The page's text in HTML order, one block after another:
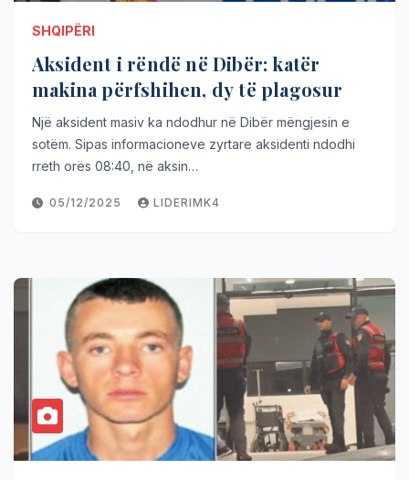
SHQIPËRI
Aksident i rëndë në Dibër: katër
makina përfshihen, dy të plagosur
Një aksident masiv ka ndodhur në Dibër mëngjesin e
sotëm. Sipas informacioneve zyrtare aksidenti ndodhi
rreth orës 08:40, në aksin…
05/12/2025 LIDERIMK4